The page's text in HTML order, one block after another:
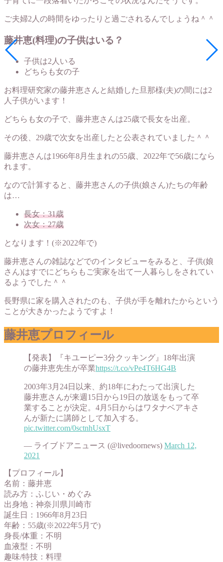
ご夫婦2人の時間をゆったりと過ごされるんでしょうね＾＾
藤井恵(料理)の子供はいる？
子供は2人いる
どちらも女の子
お料理研究家の藤井恵さんと結婚した旦那様(夫)の間には2
人子供がいます！
どちらも女の子で、藤井恵さんは25歳で長女を出産。
その後、29歳で次女を出産したと公表されていました＾＾
藤井恵さんは1966年8月生まれの55歳、2022年で56歳になら
れます。
なので計算すると、藤井恵さんの子供(娘さん)たちの年齢
は…
長女：31歳
次女：27歳
となります！(※2022年で)
藤井恵さんの雑誌などでのインタビューをみると、子供(娘
さん)はすでにどちらもご実家を出て一人暮らしをされてい
るようでした＾＾
長野県に家を購入されたのも、子供が手を離れたからという
ことが大きかったようですよ！
藤井恵プロフィール
【発表】『キユーピー3分クッキング』18年出演
の藤井恵先生が卒業https://t.co/vPe4T6HG4B
2003年3月24日以来、約18年にわたって出演した
藤井恵さんが来週15日から19日の放送をもって卒
業することが決定。4月5日からはワタナベアキさ
んが新たに講師として加入する。
pic.twitter.com/0sctnhUsxT
— ライブドアニュース (@livedoornews) March 12,
2021
【プロフィール】
名前：藤井恵
読み方：ふじい・めぐみ
出身地：神奈川県川崎市
誕生日：1966年8月23日
年齢：55歳(※2022年5月で)
身長/体重：不明
血液型：不明
趣味/特技：料理